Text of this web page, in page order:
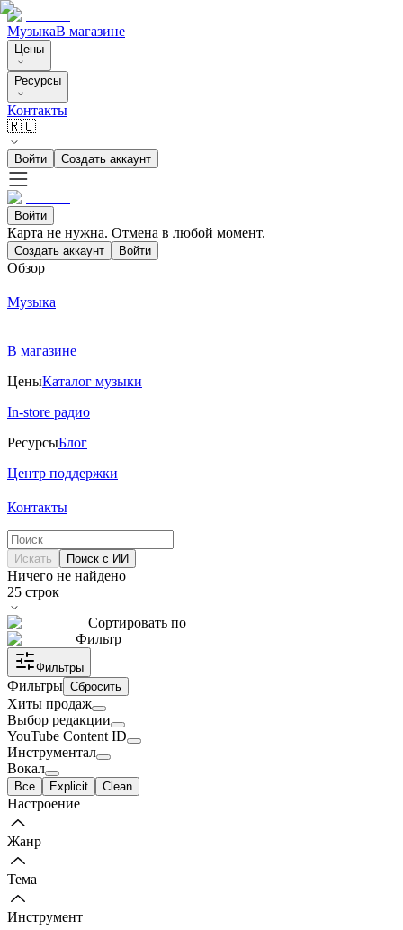
МузыкаВ магазине
Цены
Ресурсы
Контакты
🇷🇺
Войти Создать аккаунт
Войти
Карта не нужна. Отмена в любой момент.
Создать аккаунт Войти
Обзор
Музыка
В магазине
ЦеныКаталог музыки
In-store радио
РесурсыБлог
Центр поддержки
Контакты
Искать Поиск с ИИ
Ничего не найдено
25 строк
Сортировать по
Фильтр
Фильтры
Фильтры Сбросить
Хиты продаж
Выбор редакции
YouTube Content ID
Инструментал
Вокал
Все Explicit Clean
Настроение
Жанр
Тема
Инструмент